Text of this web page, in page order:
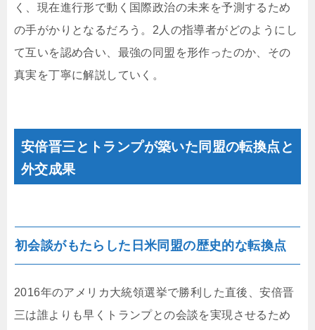
く、現在進行形で動く国際政治の未来を予測するため
の手がかりとなるだろう。2人の指導者がどのようにし
て互いを認め合い、最強の同盟を形作ったのか、その
真実を丁寧に解説していく。
安倍晋三とトランプが築いた同盟の転換点と
外交成果
初会談がもたらした日米同盟の歴史的な転換点
2016年のアメリカ大統領選挙で勝利した直後、安倍晋
三は誰よりも早くトランプとの会談を実現させるため